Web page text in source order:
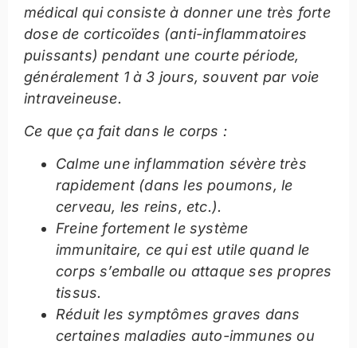
médical qui consiste à donner une très forte
dose de corticoïdes (anti-inflammatoires
puissants) pendant une courte période,
généralement 1 à 3 jours, souvent par voie
intraveineuse.
Ce que ça fait dans le corps :
Calme une inflammation sévère très
rapidement (dans les poumons, le
cerveau, les reins, etc.).
Freine fortement le système
immunitaire, ce qui est utile quand le
corps s’emballe ou attaque ses propres
tissus.
Réduit les symptômes graves dans
certaines maladies auto-immunes ou